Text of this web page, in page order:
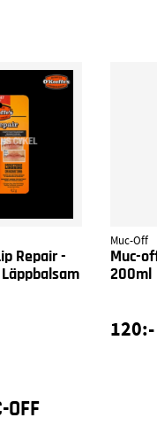
Repair -
Muc-Off
Muc-
200ml
120:-
OFF